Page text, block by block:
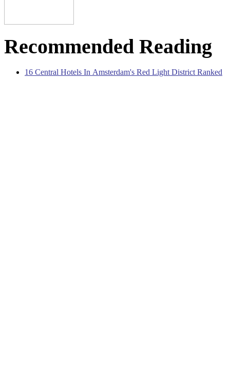
Recommended Reading
16 Central Hotels In Amsterdam's Red Light District Ranked